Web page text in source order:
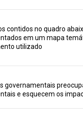
contidos no quadro
em um mapa
utilizado
governamentais
e esquecem os